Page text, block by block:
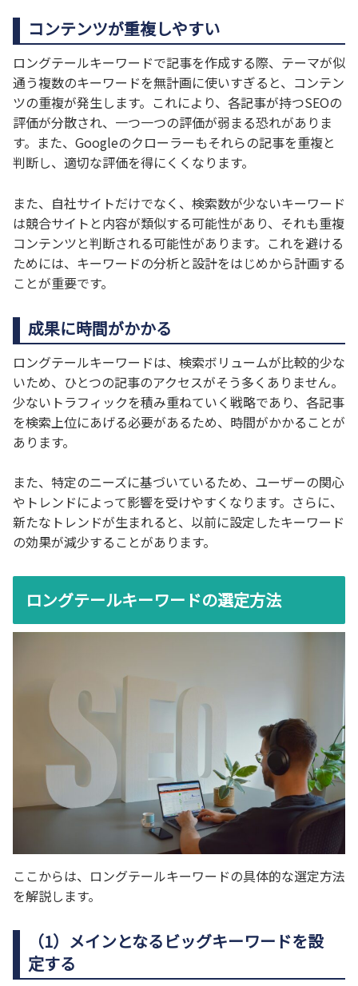
コンテンツが重複しやすい
ロングテールキーワードで記事を作成する際、テーマが似
通う複数のキーワードを無計画に使いすぎると、コンテン
ツの重複が発生します。これにより、各記事が持つSEOの
評価が分散され、一つ一つの評価が弱まる恐れがありま
す。また、Googleのクローラーもそれらの記事を重複と
判断し、適切な評価を得にくくなります。
また、自社サイトだけでなく、検索数が少ないキーワード
は競合サイトと内容が類似する可能性があり、それも重複
コンテンツと判断される可能性があります。これを避ける
ためには、キーワードの分析と設計をはじめから計画する
ことが重要です。
成果に時間がかかる
ロングテールキーワードは、検索ボリュームが比較的少な
いため、ひとつの記事のアクセスがそう多くありません。
少ないトラフィックを積み重ねていく戦略であり、各記事
を検索上位にあげる必要があるため、時間がかかることが
あります。
また、特定のニーズに基づいているため、ユーザーの関心
やトレンドによって影響を受けやすくなります。さらに、
新たなトレンドが生まれると、以前に設定したキーワード
の効果が減少することがあります。
ロングテールキーワードの選定方法
ここからは、ロングテールキーワードの具体的な選定方法
を解説します。
（1）メインとなるビッグキーワードを設
定する